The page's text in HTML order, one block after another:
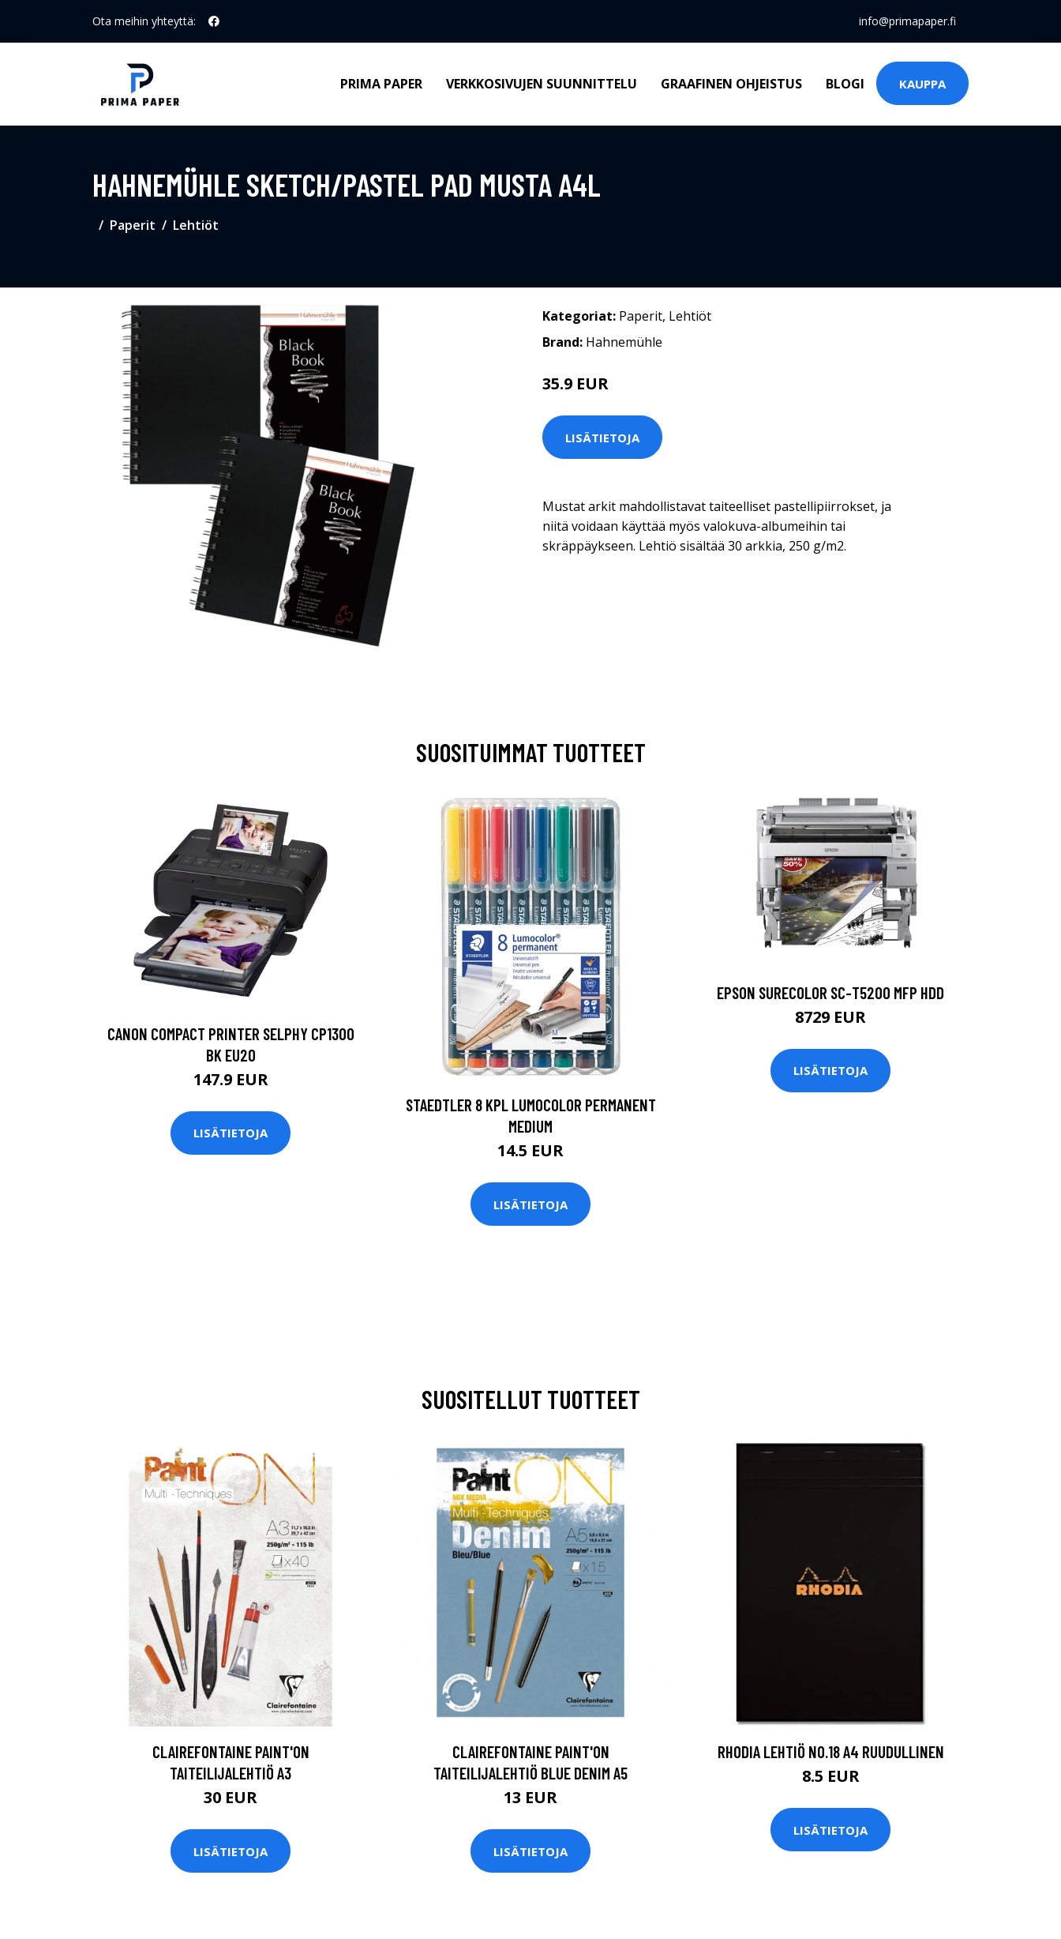
Ota meihin yhteyttä: info@primapaper.fi
PRIMA PAPER VERKKOSIVUJEN SUUNNITTELU GRAAFINEN OHJEISTUS BLOGI KAUPPA
HAHNEMÜHLE SKETCH/PASTEL PAD MUSTA A4L
Paperit Lehtiöt
Kategoriat: Paperit, Lehtiöt
Brand: Hahnemühle
35.9 EUR
LISÄTIETOJA
Mustat arkit mahdollistavat taiteelliset pastellipiirrokset, ja
niitä voidaan käyttää myös valokuva-albumeihin tai
skräppäykseen. Lehtiö sisältää 30 arkkia, 250 g/m2.
SUOSITUIMMAT TUOTTEET
CANON COMPACT PRINTER SELPHY CP1300
BK EU20
147.9 EUR
LISÄTIETOJA
STAEDTLER 8 KPL LUMOCOLOR PERMANENT
MEDIUM
14.5 EUR
LISÄTIETOJA
EPSON SURECOLOR SC-T5200 MFP HDD
8729 EUR
LISÄTIETOJA
SUOSITELLUT TUOTTEET
CLAIREFONTAINE PAINT'ON
TAITEILIJALEHTIÖ A3
30 EUR
LISÄTIETOJA
CLAIREFONTAINE PAINT'ON
TAITEILIJALEHTIÖ BLUE DENIM A5
13 EUR
LISÄTIETOJA
RHODIA LEHTIÖ NO.18 A4 RUUDULLINEN
8.5 EUR
LISÄTIETOJA